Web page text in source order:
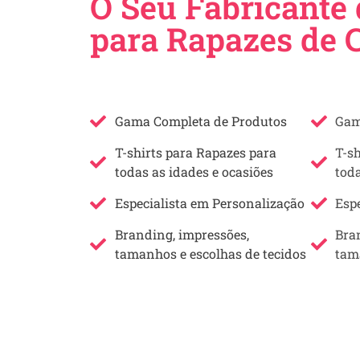
para Rapazes de
Gama Completa de Produtos
T-shirts para Rapazes para
todas as idades e ocasiões
Especialista em Personalização
Branding, impressões,
tamanhos e escolhas de tecidos
T-